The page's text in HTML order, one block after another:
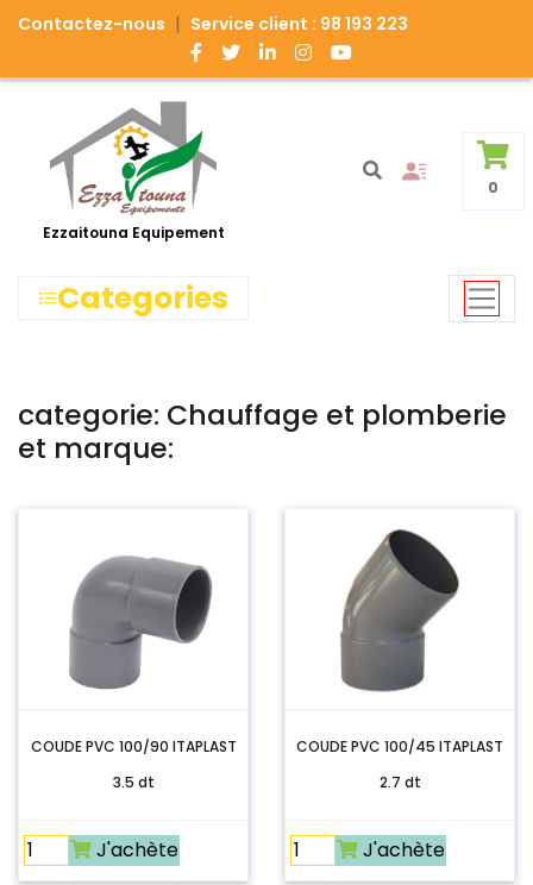
Contactez-nous | Service client : 98 193 223
Ezzaitouna Equipement
0
Categories
categorie: Chauffage et plomberie
et marque:
COUDE PVC 100/90 ITAPLAST
3.5 dt
J'achète
COUDE PVC 100/45 ITAPLAST
2.7 dt
J'achète